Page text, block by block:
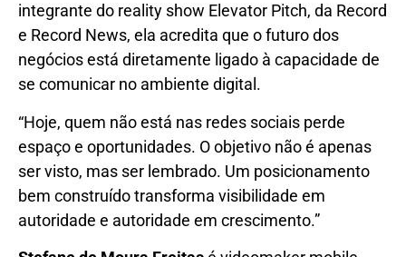
integrante do reality show Elevator Pitch, da Record
e Record News, ela acredita que o futuro dos
negócios está diretamente ligado à capacidade de
se comunicar no ambiente digital.
“Hoje, quem não está nas redes sociais perde
espaço e oportunidades. O objetivo não é apenas
ser visto, mas ser lembrado. Um posicionamento
bem construído transforma visibilidade em
autoridade e autoridade em crescimento.”